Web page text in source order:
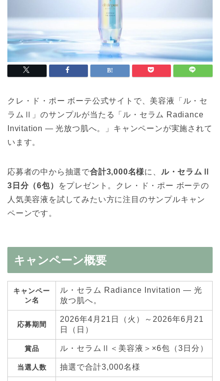
クレ・ド・ポー ボーテ公式サイトで、美容液「ル・セ
ラムⅡ」のサンプルが当たる「ル・セラム Radiance
Invitation ― 光放つ肌へ。」キャンペーンが実施されて
います。
応募者の中から抽選で合計3,000名様に、 ル・セラムⅡ
3日分（6包）
をプレゼント。クレ・ド・ポー ボーテの
人気美容液を試してみたい方に注目のサンプルキャン
ペーンです。
キャンペーン概要
キャンペー
ン名
ル・セラム Radiance Invitation ― 光
放つ肌へ。
応募期間
2026年4月21日（火）～2026年6月21
日（日）
賞品 ル・セラムⅡ＜美容液＞×6包（3日分）
当選人数 抽選で合計3,000名様